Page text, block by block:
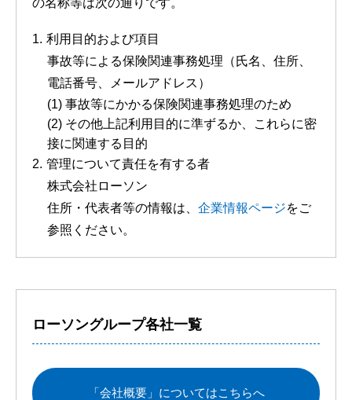
の名称等は次の通りです。
利用目的および項目
事故等による保険関連事務処理（氏名、住所、
電話番号、メールアドレス）
(1) 事故等にかかる保険関連事務処理のため
(2) その他上記利用目的に準ずるか、これらに密
接に関連する目的
管理について責任を有する者
株式会社ローソン
住所・代表者等の情報は、企業情報ページをご
参照ください。
ローソングループ各社一覧
「会社概要」についてはこちらへ